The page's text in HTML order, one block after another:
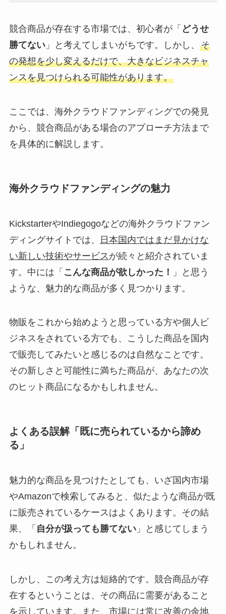
競合商品が存在する市場では、初心者が「 どうせ
勝てない」と考えてしまいがちです。しかし、 そ
の発想を少し変えるだけで、大きなビジネスチャ
ンスを見つけられる可能性があります。
ここでは、海外クラウドファンディングでの発見
から、競合商品がある場合のアプローチ方法まで
を具体的に解説します。
海外クラウドファンディングの魅力
KickstarterやIndiegogoなどの海外クラウドファン
ディングサイトでは、
日本国内ではまだ見かけな
い新しい技術やサービス が続々と紹介されていま
す。中には「 こんな商品が欲しかった！
」と思う
ような、魅力的な商品が多く見つかります。
物販をこれから始めようと思っている方や個人ビ
ジネスをされている方でも、こうした商品を国内
で販売してみたいと感じるのは自然なことです。
その新しさと可能性に満ちた商品が、あなたの次
のヒット商品になるかもしれません。
よくある誤解「既に売られているから諦め
る」
魅力的な商品を見つけたとしても、いざ国内市場
やAmazonで検索してみると、似たような商品が既
に販売されているケースはよくあります。その結
果、「 自分が扱っても勝てない」と感じてしまう
かもしれません。
しかし、この考え方は短絡的です。競合商品が存
在するということは、その商品に需要があること
を示しています。また、市場には常に改善の余地